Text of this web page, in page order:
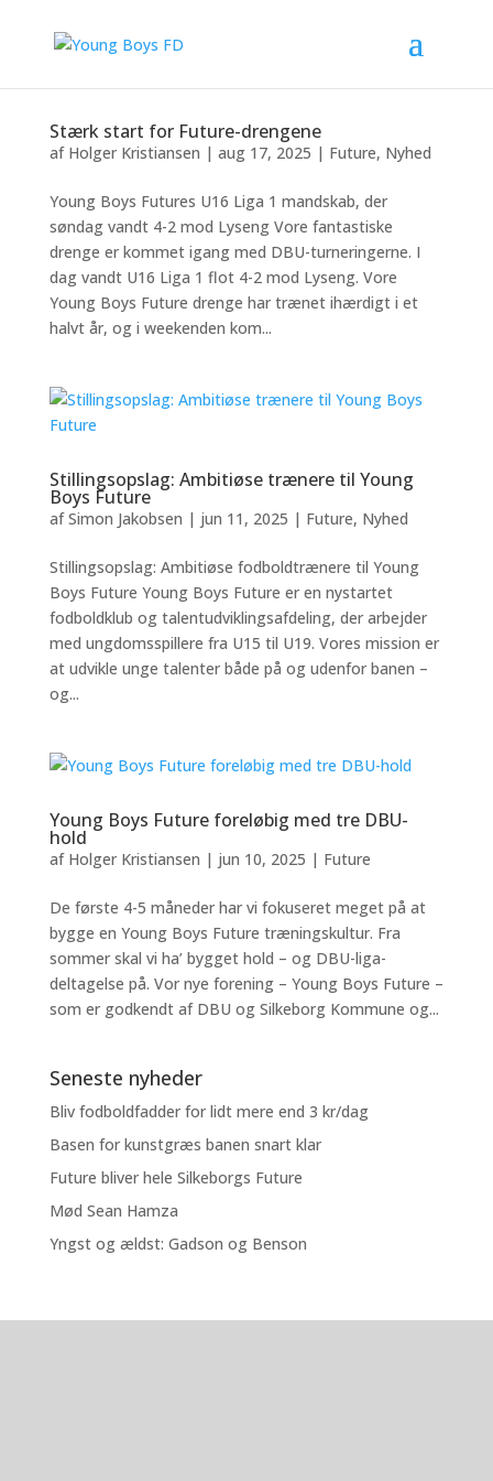
Stærk start for Future-drengene
af Holger Kristiansen | aug 17, 2025 | Future, Nyhed
Young Boys Futures U16 Liga 1 mandskab, der
søndag vandt 4-2 mod Lyseng Vore fantastiske
drenge er kommet igang med DBU-turneringerne. I
dag vandt U16 Liga 1 flot 4-2 mod Lyseng. Vore
Young Boys Future drenge har trænet ihærdigt i et
halvt år, og i weekenden kom...
Stillingsopslag: Ambitiøse trænere til Young
Boys Future
afSimon Jakobsen | jun 11, 2025 | Future, Nyhed
Stillingsopslag: Ambitiøse fodboldtrænere til Young
Boys Future Young Boys Future er en nystartet
fodboldklub og talentudviklingsafdeling, der arbejder
med ungdomsspillere fra U15 til U19. Vores mission er
at udvikle unge talenter både på og udenfor banen –
og...
Young Boys Future foreløbig med tre DBU-
hold
af Holger Kristiansen | jun 10, 2025 | Future
De første 4-5 måneder har vi fokuseret meget på at
bygge en Young Boys Future træningskultur. Fra
sommer skal vi ha’ bygget hold – og DBU-liga-
deltagelse på. Vor nye forening – Young Boys Future –
som er godkendt af DBU og Silkeborg Kommune og...
Seneste nyheder
Bliv fodboldfadder for lidt mere end 3 kr/dag
Basen for kunstgræs banen snart klar
Future bliver hele Silkeborgs Future
Mød Sean Hamza
Yngst og ældst: Gadson og Benson